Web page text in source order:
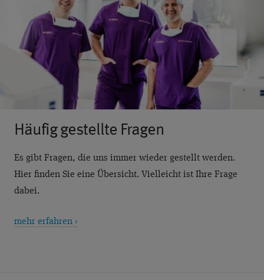
Häufig gestellte Fragen
Es gibt Fragen, die uns immer wieder gestellt werden.
Hier finden Sie eine Übersicht. Vielleicht ist Ihre Frage
dabei.
mehr erfahren ›